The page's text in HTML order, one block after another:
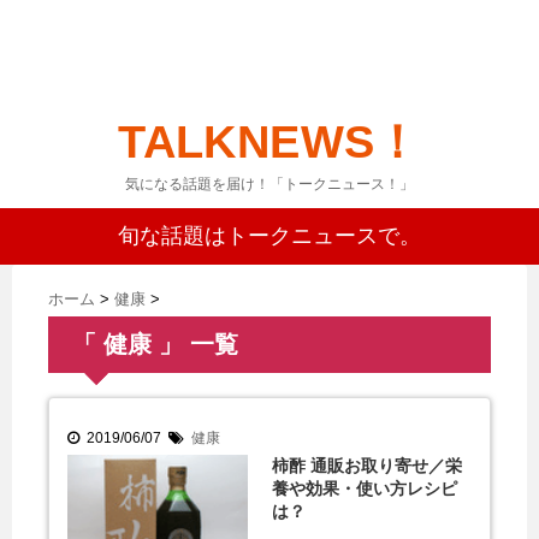
TALKNEWS！
気になる話題を届け！「トークニュース！」
旬な話題はトークニュースで。
ホーム > 健康 >
「 健康 」 一覧
2019/06/07 健康
柿酢 通販お取り寄せ／栄
養や効果・使い方レシピ
は？